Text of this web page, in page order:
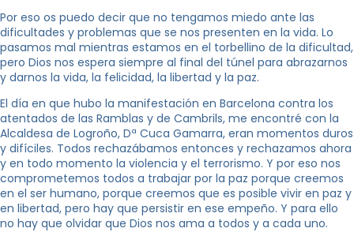
Por eso os puedo decir que no tengamos miedo ante las
dificultades y problemas que se nos presenten en la vida. Lo
pasamos mal mientras estamos en el torbellino de la dificultad,
pero Dios nos espera siempre al final del túnel para abrazarnos
y darnos la vida, la felicidad, la libertad y la paz.
El día en que hubo la manifestación en Barcelona contra los
atentados de las Ramblas y de Cambrils, me encontré con la
Alcaldesa de Logroño, Dª Cuca Gamarra, eran momentos duros
y difíciles. Todos rechazábamos entonces y rechazamos ahora
y en todo momento la violencia y el terrorismo. Y por eso nos
comprometemos todos a trabajar por la paz porque creemos
en el ser humano, porque creemos que es posible vivir en paz y
en libertad, pero hay que persistir en ese empeño. Y para ello
no hay que olvidar que Dios nos ama a todos y a cada uno.